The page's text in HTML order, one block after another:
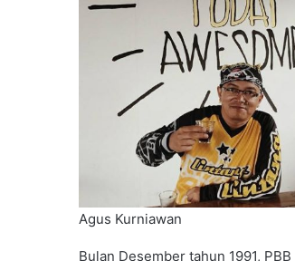
Agus Kurniawan
Bulan Desember tahun 1991,